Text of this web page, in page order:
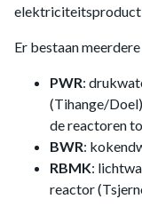
Er bestaan
PWR:
(Tihange/
de reactoren
BWR:
RBMK:
reactor